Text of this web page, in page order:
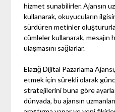
hizmet sunabilirler. Ajansın
kullanarak, okuyucuların
sürdüren metinler
cümleler kullanarak,
ulaşmasını sağlarlar.
Elazığ Dijital Pazarlama
etmek için sürekli olarak
stratejilerini buna göre
dünyada, bu ajansın